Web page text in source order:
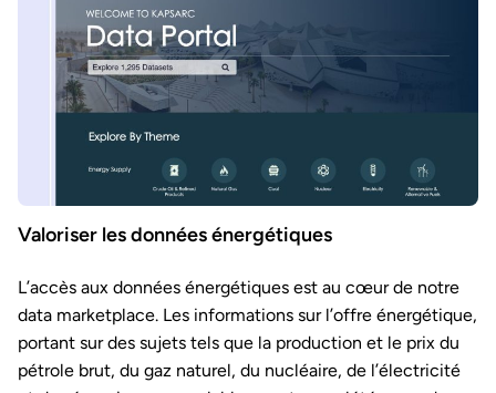
Valoriser les données énergétiques
L’accès aux données énergétiques est au cœur de notre
data marketplace. Les informations sur l’offre énergétique,
portant sur des sujets tels que la production et le prix du
pétrole brut, du gaz naturel, du nucléaire, de l’électricité